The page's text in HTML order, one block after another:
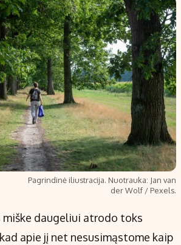
Pagrindinė iliustracija. Nuotrauka: Jan van
der Wolf / Pexels.
miške daugeliui atrodo toks
apie jį net nesusimąstome kaip